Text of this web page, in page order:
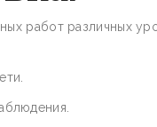
работ различных